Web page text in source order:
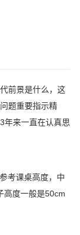
前景是什么，这
题重要指示精
年来一直在认真思
考课桌高度，中
高度一般是50cm